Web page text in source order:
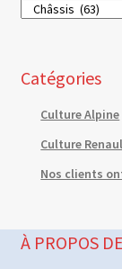
Catégories
Culture Alpine
Culture
Nos clients
À PROPOS